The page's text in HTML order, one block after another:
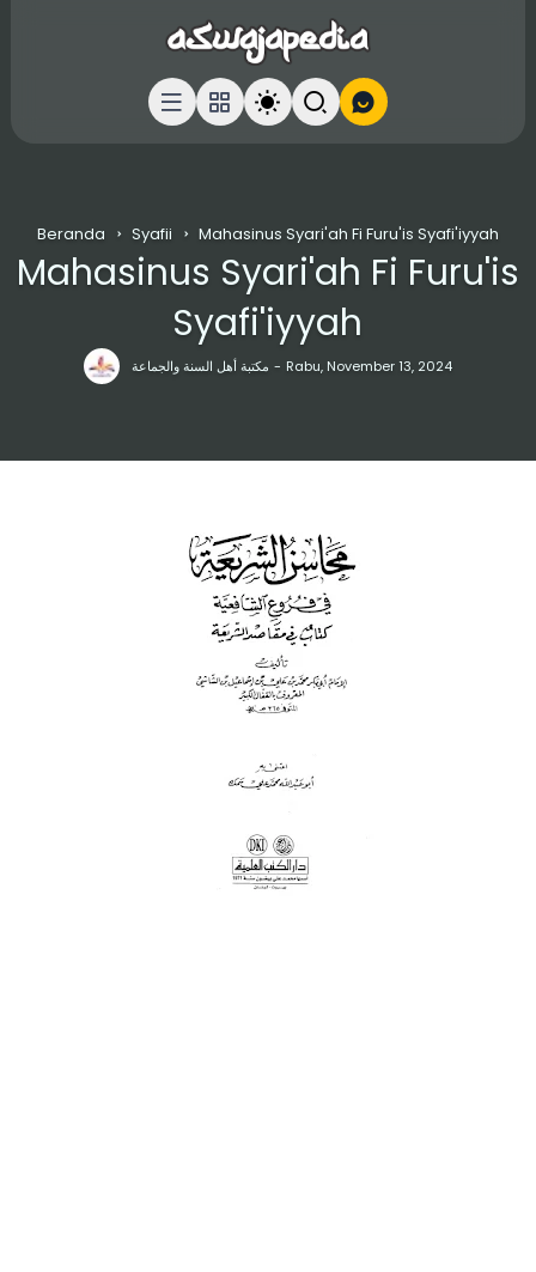
Beranda Syafii Mahasinus Syari'ah Fi Furu'is Syafi'iyyah
مكتبة أهل السنة والجماعة Rabu, November 13, 2024
Mahasinus Syari'ah Fi Furu'is
Syafi'iyyah